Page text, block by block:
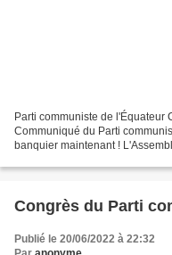
Parti communiste de l'Équateur
Communiqué du Parti
banquier maintenant !
Congrès du Parti
Publié le 20/06/2022 à 22:32